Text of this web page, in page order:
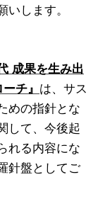
します。
成果を生み出
チ』 は、サス
めの指針とな
して、今後起
れる内容にな
針盤としてご